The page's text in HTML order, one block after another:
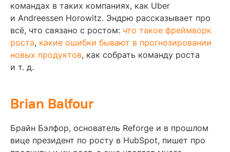
командах в таких компаниях, как Uber
и Andreessen Horowitz. Эндрю рассказывает про
всё, что связано с ростом: что такое фреймворк
роста, какие ошибки бывают в прогнозировании
новых продуктов, как собрать команду роста
и т. д.
Brian Balfour
Брайн Бэлфор, основатель Reforge и в прошлом
вице президент по росту в HubSpot, пишет про